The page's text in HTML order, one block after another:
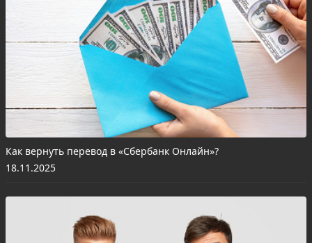
Как вернуть перевод в «Сбербанк Онлайн»?
18.11.2025